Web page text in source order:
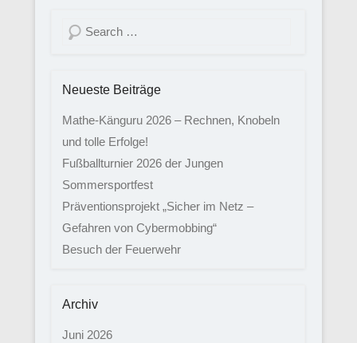
Suchen
Neueste Beiträge
Mathe-Känguru 2026 – Rechnen, Knobeln
und tolle Erfolge!
Fußballturnier 2026 der Jungen
Sommersportfest
Präventionsprojekt „Sicher im Netz –
Gefahren von Cybermobbing“
Besuch der Feuerwehr
Archiv
Juni 2026